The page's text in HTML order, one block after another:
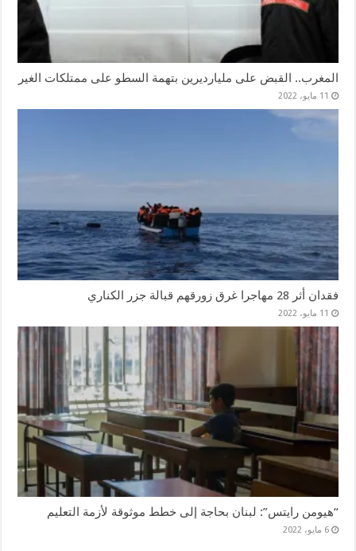
المغرب.. القبض على مليارديرين بتهمة السطو على ممتلكات الغير
11 مايو، 2022
فقدان أثر 28 مهاجرا غرق زورقهم قبالة جزر الكناري
11 مايو، 2022
“هيومن رايتس”: لبنان بحاجة إلى خطط موثوقة لأزمة التعليم
6 مايو، 2022